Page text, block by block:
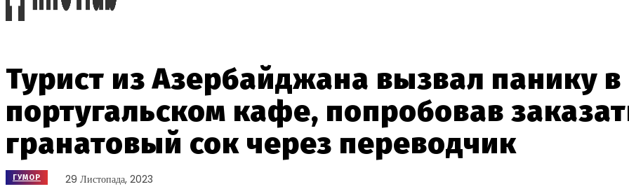
Турист из Азербайджана вызвал панику в
португальском кафе, попробовав
гранатовый сок через переводчик
ГУМОР 29 Листопада, 2023